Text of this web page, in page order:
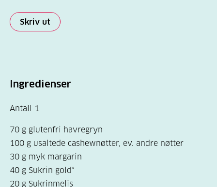
Skriv ut
Ingredienser
Antall 1
70 g glutenfri havregryn
100 g usaltede cashewnøtter, ev. andre nøtter
30 g myk margarin
40 g Sukrin gold*
20 g Sukrinmelis